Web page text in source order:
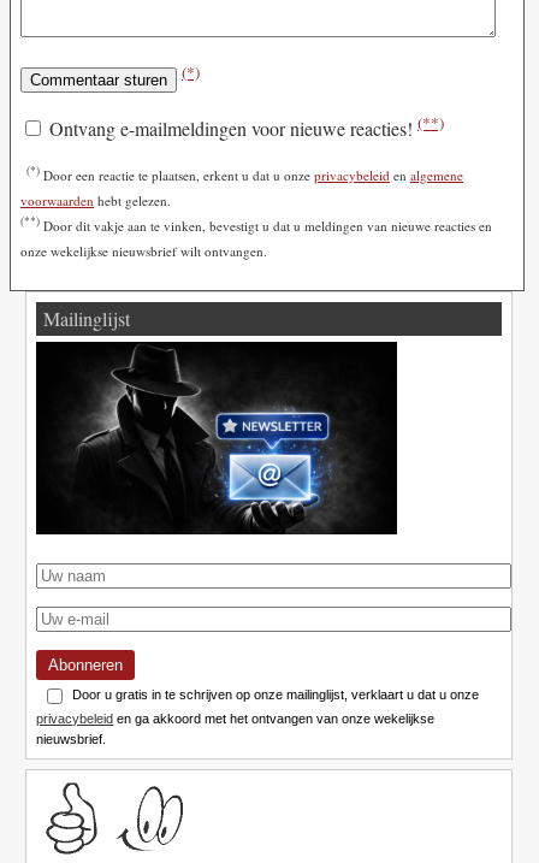
(*)
Ontvang e-mailmeldingen voor nieuwe reacties! (**)
(*) Door een reactie te plaatsen, erkent u dat u onze privacybeleid en algemene
voorwaarden hebt gelezen.
(**) Door dit vakje aan te vinken, bevestigt u dat u meldingen van nieuwe reacties en
onze wekelijkse nieuwsbrief wilt ontvangen.
Mailinglijst
Abonneren
Door u gratis in te schrijven op onze mailinglijst, verklaart u dat u onze
privacybeleid en ga akkoord met het ontvangen van onze wekelijkse
nieuwsbrief.